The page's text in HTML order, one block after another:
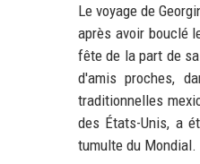
Le voyage de
après avoir bouclé
fête de la part de
d'amis proches,
traditionnelles
des États-Unis, a
tumulte du Mondial.